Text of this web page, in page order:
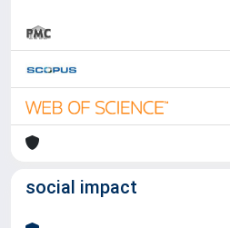
social impact